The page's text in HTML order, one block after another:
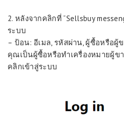
2. หลังจากคลิกที่ “Sellsbuy
ระบบ
– ป้อน: อีเมล, รหัสผ่าน, ผู้ซื้อหรือผู้
คุณเป็นผู้ซื้อหรือทำเครื่องหมายผู้ข
คลิกเข้าสู่ระบบ